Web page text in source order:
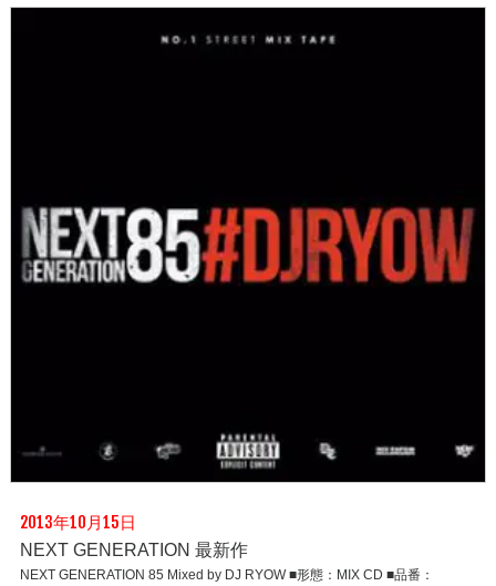
2013年10月15日
NEXT GENERATION 最新作
NEXT GENERATION 85 Mixed by DJ RYOW ■形態：MIX CD ■品番：